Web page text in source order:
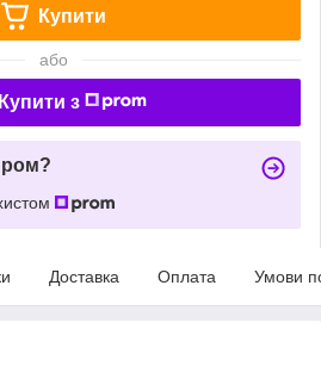
Купити
або
Купити з
Доставка Оплата Умови